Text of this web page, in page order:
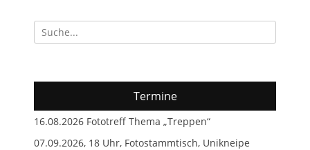
Suchen
nach:
Termine
16.08.2026 Fototreff Thema „Treppen“
07.09.2026, 18 Uhr, Fotostammtisch, Unikneipe